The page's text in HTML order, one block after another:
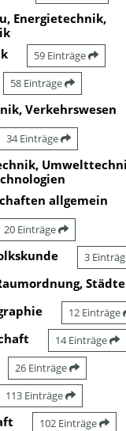
Energietechnik,
59 Einträge
58 Einträge
Verkehrswesen
34 Einträge
allgemein
20 Einträge
3
12 Einträge
14 Einträge
26 Einträge
113 Einträge
102 Einträge